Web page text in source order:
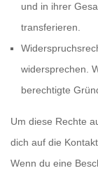
und in ihrer
transferieren.
widersprechen.
berechtigte
Um diese Rechte
dich auf die
Wenn du eine